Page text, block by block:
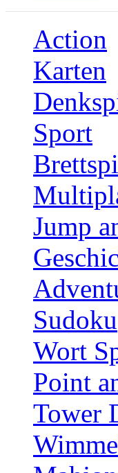
Action
Karten
Sport
Jump
Sudoku
Wort
Point
Tower